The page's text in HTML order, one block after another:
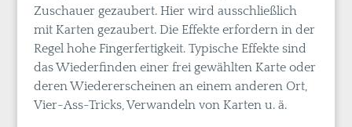
Zuschauer gezaubert. Hier wird ausschließlich
mit Karten gezaubert. Die Effekte erfordern in der
Regel hohe Fingerfertigkeit. Typische Effekte sind
das Wiederfinden einer frei gewählten Karte oder
deren Wiedererscheinen an einem anderen Ort,
Vier-Ass-Tricks, Verwandeln von Karten u. ä.